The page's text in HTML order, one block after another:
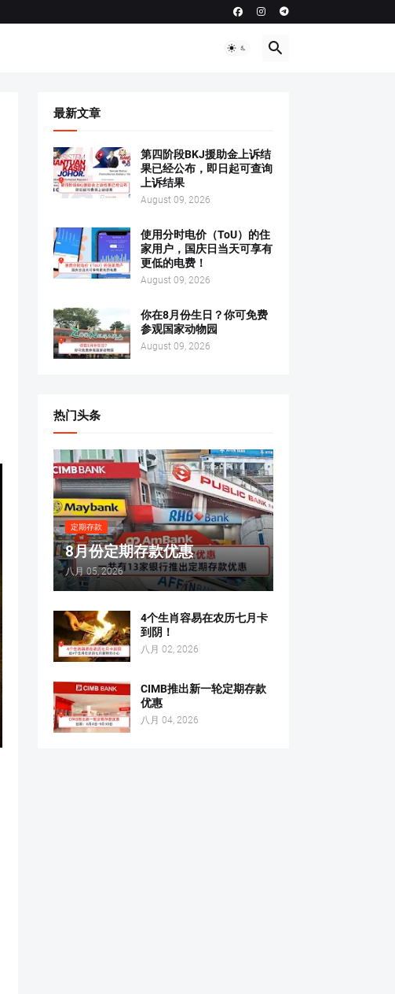
最新文章
第四阶段BKJ援助金上诉结
果已经公布，即日起可查询
上诉结果
August 09, 2026
使用分时电价（ToU）的住
家用户，国庆日当天可享有
更低的电费！
August 09, 2026
你在8月份生日？你可免费
参观国家动物园
August 09, 2026
热门头条
定期存款
8月份定期存款优惠
八月 05, 2026
4个生肖容易在农历七月卡
到阴！
八月 02, 2026
CIMB推出新一轮定期存款
优惠
八月 04, 2026